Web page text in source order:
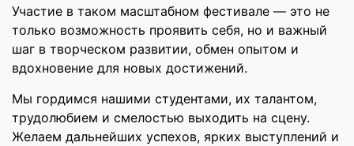
Участие в таком масштабном фестивале — это не
только возможность проявить себя, но и важный
шаг в творческом развитии, обмен опытом и
вдохновение для новых достижений.
Мы гордимся нашими студентами, их талантом,
трудолюбием и смелостью выходить на сцену.
Желаем дальнейших успехов, ярких выступлений и